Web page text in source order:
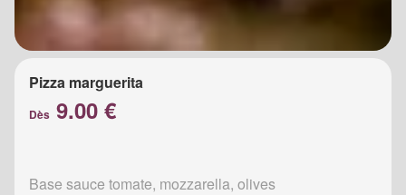
Pizza marguerita
Dès 9.00 €
Base sauce tomate, mozzarella, olives